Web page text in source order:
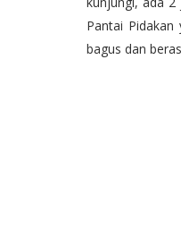
Pantai
bagus dan